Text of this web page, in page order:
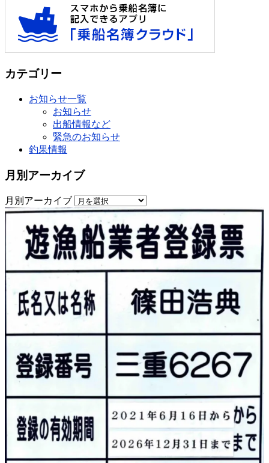
カテゴリー
お知らせ一覧
お知らせ
出船情報など
緊急のお知らせ
釣果情報
月別アーカイブ
月別アーカイブ